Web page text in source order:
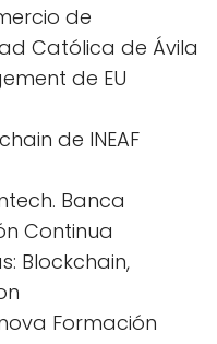
de
Católica de Ávila
de EU
de INEAF
Banca
Continua
Blockchain,
Formación